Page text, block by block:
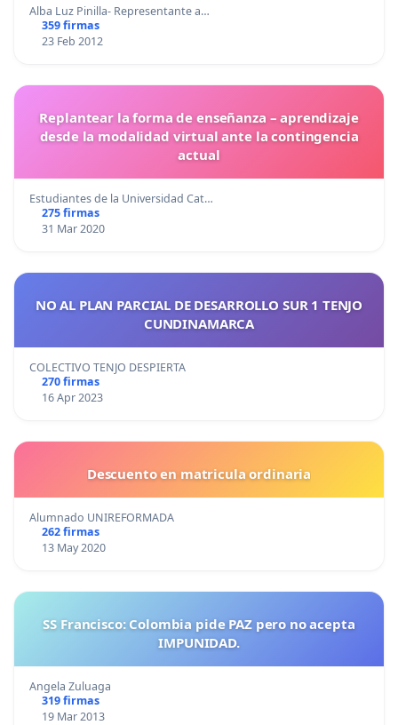
Alba Luz Pinilla- Representante a…
359 firmas
23 Feb 2012
Replantear la forma de enseñanza – aprendizaje
desde la modalidad virtual ante la contingencia
actual
Estudiantes de la Universidad Cat…
275 firmas
31 Mar 2020
NO AL PLAN PARCIAL DE DESARROLLO SUR 1 TENJO
CUNDINAMARCA
COLECTIVO TENJO DESPIERTA
270 firmas
16 Apr 2023
Descuento en matricula ordinaria
Alumnado UNIREFORMADA
262 firmas
13 May 2020
SS Francisco: Colombia pide PAZ pero no acepta
IMPUNIDAD.
Angela Zuluaga
319 firmas
19 Mar 2013